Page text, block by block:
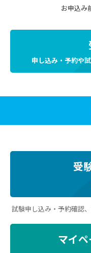
お申込み
申し込み・予約や
受
試験申し込み・予約確認
マイ